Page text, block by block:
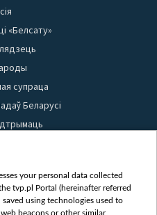
«Белсату»
супраца
Беларусі
матэрыялаў
your personal data collected
tvp.pl Portal (hereinafter referred
using technologies used to
beacons or other similar